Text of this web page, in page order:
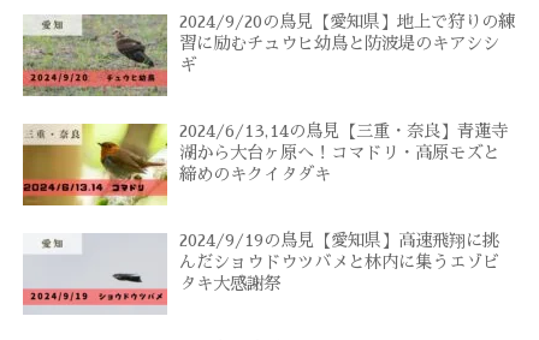
2024/9/20の鳥見【愛知県】地上で狩りの練
習に励むチュウヒ幼鳥と防波堤のキアシシ
ギ
2024/6/13,14の鳥見【三重・奈良】青蓮寺
湖から大台ヶ原へ！コマドリ・高原モズと
締めのキクイタダキ
2024/9/19の鳥見【愛知県】高速飛翔に挑
んだショウドウツバメと林内に集うエゾビ
タキ大感謝祭